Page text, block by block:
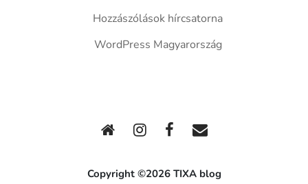
Hozzászólások hírcsatorna
WordPress Magyarország
Copyright ©2026 TIXA blog